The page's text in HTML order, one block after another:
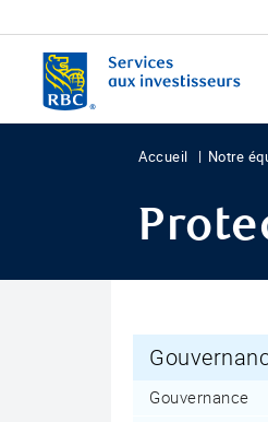
Accueil Notre
Gouvernance